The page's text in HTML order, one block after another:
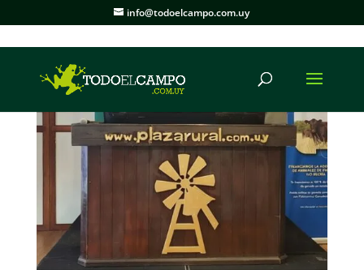
info@todoelcampo.com.uy